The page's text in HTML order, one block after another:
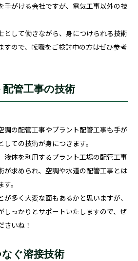
手がける会社ですが、電気工事以外の技
として働きながら、身につけられる技術
すので、転職をご検討中の方はぜひ参考
管工事の技術
調の配管工事やプラント配管工事も手が
ての技術が身につきます。
液体を利用するプラント工場の配管工事
が求められ、空調や水道の配管工事とは
。
多く大変な面もあるかと思いますが、
しっかりとサポートいたしますので、ぜ
さいね！
ぐ溶接技術